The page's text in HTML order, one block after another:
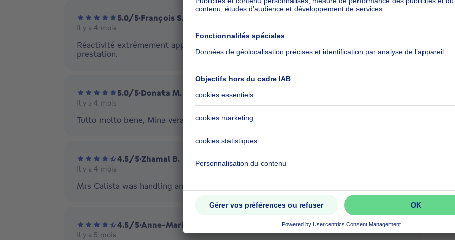
5.0/5·François S.
Il y a 4 mois
Réactivité extrêmement appréciée de l'accueil en agence au début jusqu'à la fin de la
prestation.
5.0/5·Donata M.
Plus
Il y a 4 mois
Tutto molto bene, Mina veramente disponibile e professionale
4.5/5·Zhamal B.
Plus
Il y a 4 mois
Mrs Calista was handling and assisting us during the all period in professional way
4.5/5·Anne-Marie M.
Il y a 5 mois